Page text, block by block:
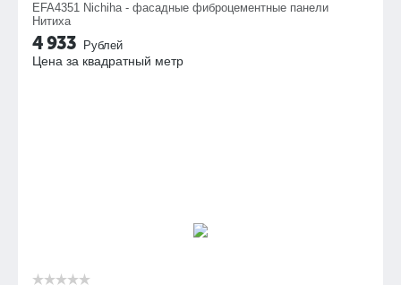
EFA4351 Nichiha - фасадные фиброцементные панели
Нитиха
4 933 Рублей
Цена за квадратный метр